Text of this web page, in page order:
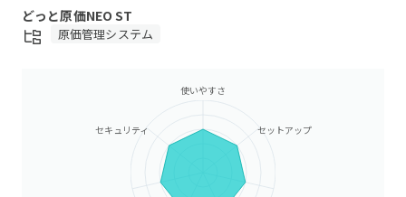
どっと原価NEO ST
原価管理システム
使いやすさ
セットアップ
セキュリティ